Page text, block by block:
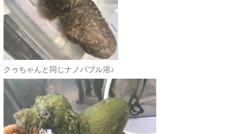
クゥちゃんと同じナノバブル浴♪